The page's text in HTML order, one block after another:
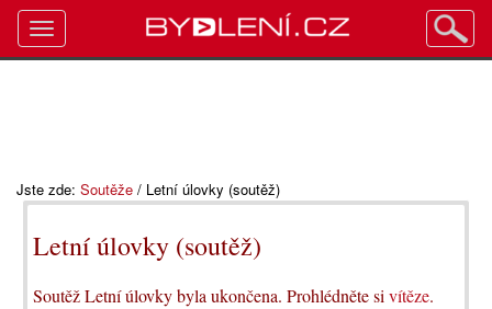
Jste zde: Soutěže / Letní úlovky (soutěž)
Letní úlovky (soutěž)
Soutěž Letní úlovky byla ukončena. Prohlédněte si vítěze.
Toggle
navigation